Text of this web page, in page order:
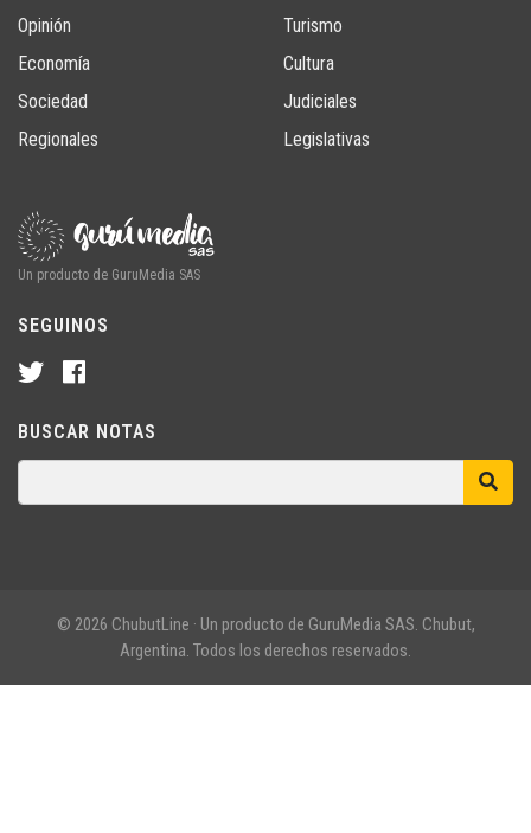
Opinión
Economía
Sociedad
Regionales
Turismo
Cultura
Judiciales
Legislativas
Un producto de GuruMedia SAS
SEGUINOS
BUSCAR NOTAS
© 2026 ChubutLine · Un producto de GuruMedia SAS. Chubut,
Argentina. Todos los derechos reservados.